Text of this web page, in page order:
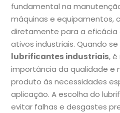
fundamental na
máquinas e equipamentos,
diretamente para a eficácia
ativos industriais. Quando
lubrificantes industriais,
importância da qualidade e
produto às necessidades
aplicação. A escolha do
evitar falhas e desgastes